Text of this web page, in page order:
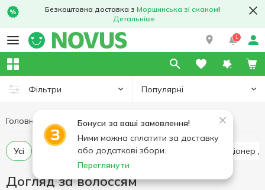
Безкоштовна доставка з Моршинська зі смаком!
Детальніше
1
Фільтри Популярні
Бонуси за ваші замовлення!
Ними можна сплатити за доставку
або додаткові збори.
Переглянути
Головна Гігієна та догляд Догляд за волоссям
Усі Шампунь для волосся Бальзам та кондиціонер
Догляд за волоссям